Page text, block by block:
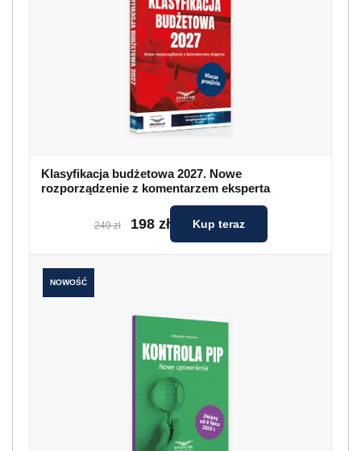
Klasyfikacja budżetowa 2027. Nowe
rozporządzenie z komentarzem eksperta
249 zł 198 zł Kup teraz
NOWOŚĆ